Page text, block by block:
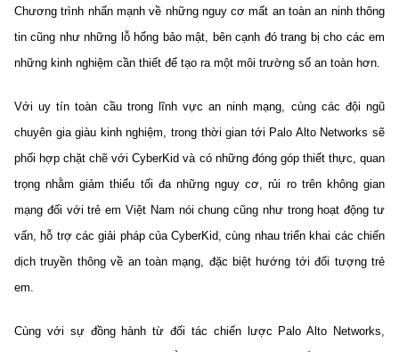
Chương trình nhấn mạnh về những nguy cơ mất an toàn an ninh thông
tin cũng như những lỗ hổng bảo mật, bên cạnh đó trang bị cho các em
những kinh nghiệm cần thiết để tạo ra một môi trường số an toàn hơn.
Với uy tín toàn cầu trong lĩnh vực an ninh mạng, cùng các đội ngũ
chuyên gia giàu kinh nghiệm, trong thời gian tới Palo Alto Networks sẽ
phối hợp chặt chẽ với CyberKid và có những đóng góp thiết thực, quan
trọng nhằm giảm thiểu tối đa những nguy cơ, rủi ro trên không gian
mạng đối với trẻ em Việt Nam nói chung cũng như trong hoạt động tư
vấn, hỗ trợ các giải pháp của CyberKid, cùng nhau triển khai các chiến
dịch truyền thông về an toàn mạng, đặc biệt hướng tới đối tượng trẻ
em.
Cùng với sự đồng hành từ đối tác chiến lược Palo Alto Networks,